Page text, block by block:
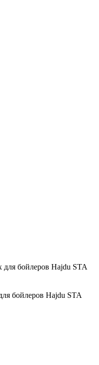
бойлеров Hajdu STA
бойлеров Hajdu STA